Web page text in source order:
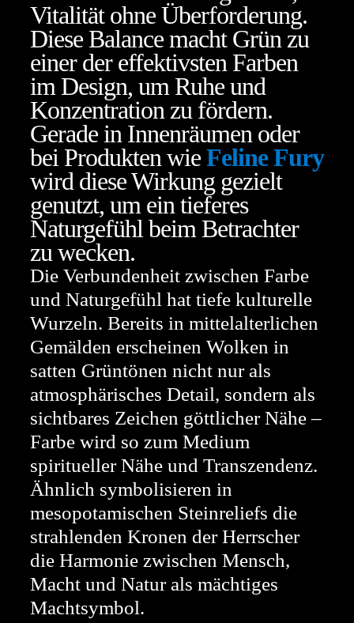
Vitalität ohne Überforderung.
Diese Balance macht Grün zu
einer der effektivsten Farben
im Design, um Ruhe und
Konzentration zu fördern.
Gerade in Innenräumen oder
bei Produkten wieFeline Fury
wird diese Wirkung gezielt
genutzt, um ein tieferes
Naturgefühl beim Betrachter
zu wecken.
Die Verbundenheit zwischen Farbe
und Naturgefühl hat tiefe kulturelle
Wurzeln. Bereits in mittelalterlichen
Gemälden erscheinen Wolken in
satten Grüntönen nicht nur als
atmosphärisches Detail, sondern als
sichtbares Zeichen göttlicher Nähe –
Farbe wird so zum Medium
spiritueller Nähe und Transzendenz.
Ähnlich symbolisieren in
mesopotamischen Steinreliefs die
strahlenden Kronen der Herrscher
die Harmonie zwischen Mensch,
Macht und Natur als mächtiges
Machtsymbol.